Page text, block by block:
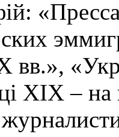
вв.»,
ХІХ – на